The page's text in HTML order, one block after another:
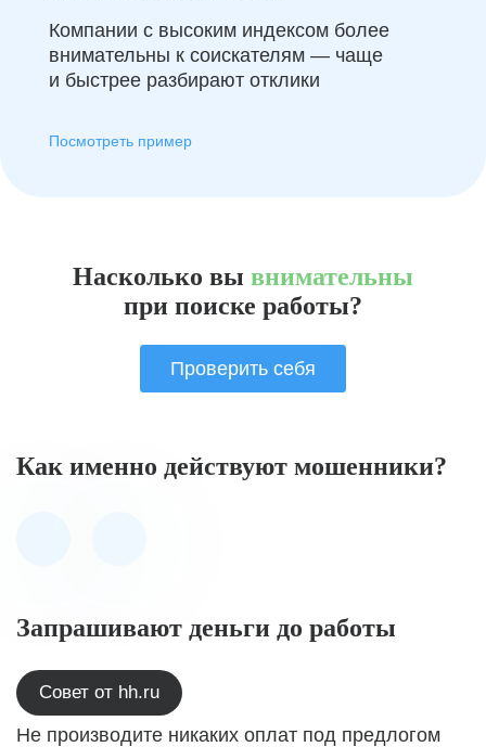
Компании с высоким индексом более
внимательны к соискателям — чаще
и быстрее разбирают отклики
Посмотреть пример
Насколько вы внимательны
при поиске работы?
Проверить себя
Как именно действуют мошенники?
Запрашивают деньги до работы
Совет от hh.ru
Не производите никаких оплат под предлогом